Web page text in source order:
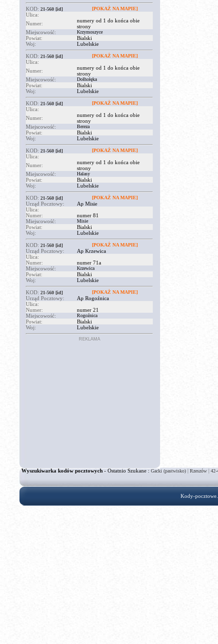
KOD: 21-560 [id] [POKAŻ NA MAPIE]
Ulica:
Numer:
numery od 1 do końca obie
strony
Miejscowość:
Krzymoszyce
Powiat:
Bialski
Woj:
Lubelskie
KOD: 21-560 [id] [POKAŻ NA MAPIE]
Ulica:
Numer:
numery od 1 do końca obie
strony
Miejscowość:
Dołhołęka
Powiat:
Bialski
Woj:
Lubelskie
KOD: 21-560 [id] [POKAŻ NA MAPIE]
Ulica:
Numer:
numery od 1 do końca obie
strony
Miejscowość:
Bereza
Powiat:
Bialski
Woj:
Lubelskie
KOD: 21-560 [id] [POKAŻ NA MAPIE]
Ulica:
Numer:
numery od 1 do końca obie
strony
Miejscowość:
Halasy
Powiat:
Bialski
Woj:
Lubelskie
KOD: 21-560 [id] [POKAŻ NA MAPIE]
Urząd Pocztowy:
Ap Misie
Ulica:
Numer:
numer 81
Miejscowość:
Misie
Powiat:
Bialski
Woj:
Lubelskie
KOD: 21-560 [id] [POKAŻ NA MAPIE]
Urząd Pocztowy:
Ap Krzewica
Ulica:
Numer:
numer 71a
Miejscowość:
Krzewica
Powiat:
Bialski
Woj:
Lubelskie
KOD: 21-560 [id] [POKAŻ NA MAPIE]
Urząd Pocztowy:
Ap Rogoźnica
Ulica:
Numer:
numer 21
Miejscowość:
Rogoźnica
Powiat:
Bialski
Woj:
Lubelskie
REKLAMA
Wyszukiwarka kodów pocztowych- Ostatnio Szukane :Gacki (pastwisko) | Rzeszów | 42-
Kody-